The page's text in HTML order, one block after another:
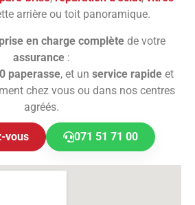
arrière ou toit panoramique.
prise en charge complètede votre
assurance:
0 paperasse, et un service rapideet
chez vous ou dans nos centres
agréés.
vous 071 51 71 00